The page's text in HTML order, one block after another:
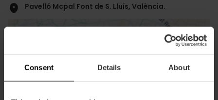
Consent Details About
Pavelló Mcpal Font de S. Lluís, València.